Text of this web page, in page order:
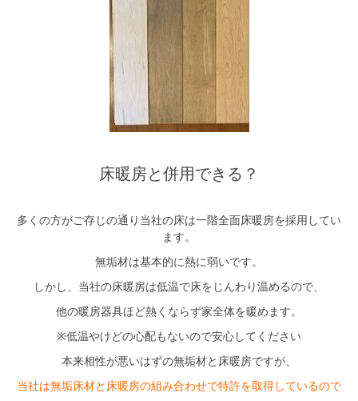
床暖房と併用できる？
多くの方がご存じの通り当社の床は一階全面床暖房を採用してい
ます。
無垢材は基本的に熱に弱いです。
しかし、当社の床暖房は低温で床をじんわり温めるので、
他の暖房器具ほど熱くならず家全体を暖めます。
※低温やけどの心配もないので安心してください
本来相性が悪いはずの無垢材と床暖房ですが、
当社は無垢床材と床暖房の組み合わせで特許を取得しているので